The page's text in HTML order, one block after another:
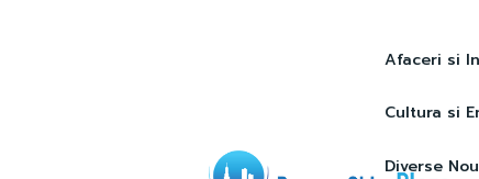
Afaceri si
Cultura si
Diverse